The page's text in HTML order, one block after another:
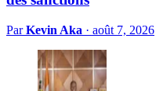
ParKevin Aka · août 7, 2026